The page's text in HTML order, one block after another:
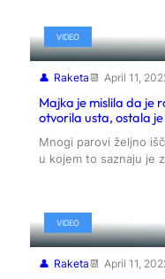
VIDEO
Raketa April 11,
Majka je mislila da je
otvorila usta, ostala je
Mnogi parovi željno
u kojem to saznaju je
VIDEO
Raketa April 11,